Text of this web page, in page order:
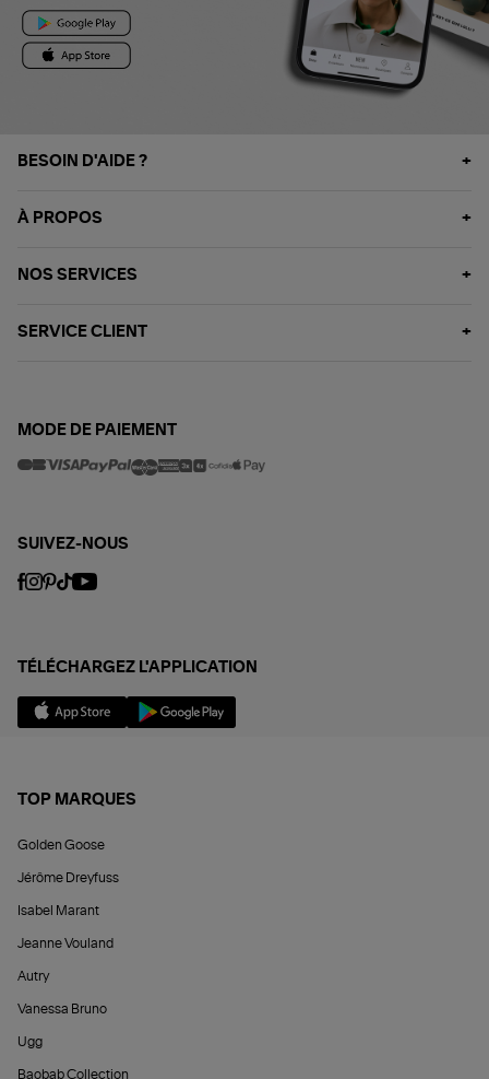
BESOIN D'AIDE ?
À PROPOS
NOS SERVICES
SERVICE CLIENT
MODE DE PAIEMENT
SUIVEZ-NOUS
TÉLÉCHARGEZ L'APPLICATION
TOP MARQUES
Golden Goose
Jérôme Dreyfuss
Isabel Marant
Jeanne Vouland
Autry
Vanessa Bruno
Ugg
Baobab Collection